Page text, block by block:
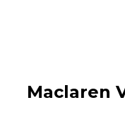
Maclaren